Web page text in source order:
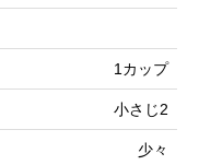
1カップ
小さじ2
少々